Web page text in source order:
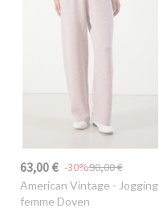
63,00 € 90,00 €
-30%
American Vintage - Jogging
femme Doven